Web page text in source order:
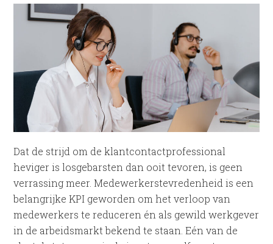
Dat de strijd om de klantcontactprofessional
heviger is losgebarsten dan ooit tevoren, is geen
verrassing meer. Medewerkerstevredenheid is een
belangrijke KPI geworden om het verloop van
medewerkers te reduceren én als gewild werkgever
in de arbeidsmarkt bekend te staan. Eén van de